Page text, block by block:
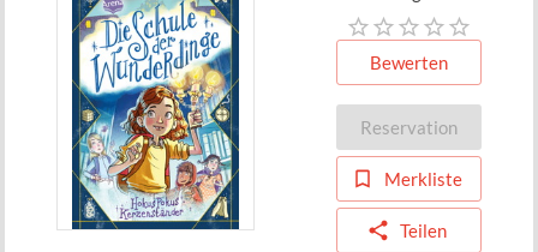
Bewerten
Reservation
Merkliste
Teilen